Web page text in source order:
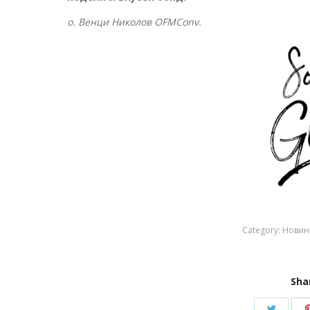
о. Венци Николов OFMConv.
Category: